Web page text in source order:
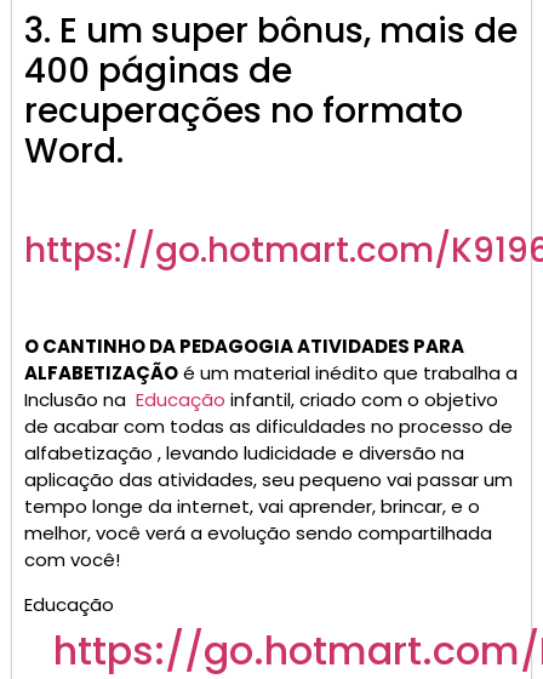
3. E um super bônus, mais de
400 páginas de
recuperações no formato
Word.
https://go.hotmart.com/
O CANTINHO DA PEDAGOGIA ATIVIDADES PARA
ALFABETIZAÇÃOé um material inédito que trabalha a
Inclusão na Educação infantil, criado com o objetivo
de acabar com todas as dificuldades no processo de
alfabetização , levando ludicidade e diversão na
aplicação das atividades, seu pequeno vai passar um
tempo longe da internet, vai aprender, brincar, e o
melhor, você verá a evolução sendo compartilhada
com você!
Educação
https://go.hotmart.com/